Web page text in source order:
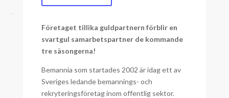
Företaget tillika guldpartnern förblir en
svartgul samarbetspartner de kommande
tre säsongerna!
Bemannia som startades 2002 är idag ett av
Sveriges ledande bemannings- och
rekryteringsföretag inom offentlig sektor.